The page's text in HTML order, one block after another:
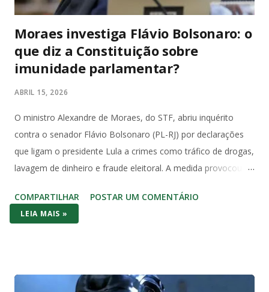
Moraes investiga Flávio Bolsonaro: o
que diz a Constituição sobre
imunidade parlamentar?
ABRIL 15, 2026
O ministro Alexandre de Moraes, do STF, abriu inquérito
contra o senador Flávio Bolsonaro (PL-RJ) por declarações
que ligam o presidente Lula a crimes como tráfico de drogas,
lavagem de dinheiro e fraude eleitoral. A medida provocou
violação direta à imunidade parlamentar prevista na
Constituição Federal de 1988. O Artigo 53 da Constituição é
todas as manifestações, sem exceções ou condicionantes,
COMPARTILHAR POSTAR UM COMENTÁRIO
LEIA MAIS »